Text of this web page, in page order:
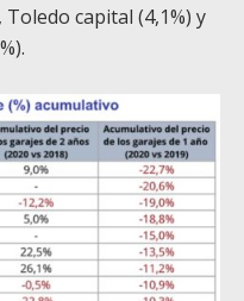
capital (4,1%) y